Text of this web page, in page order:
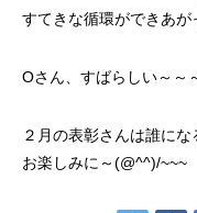
すてきな循環ができあが
Oさん、すばらしい～～
２月の表彰さんは誰にな
お楽しみに～(@^^)/~~~